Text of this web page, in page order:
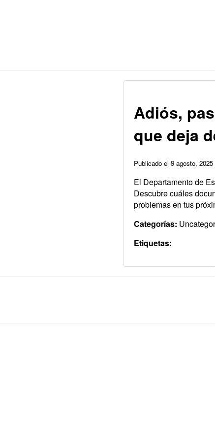
Adiós,
que deja
Publicado el 9 agosto,
El Departamento de
Descubre cuáles
problemas en tus
Categorías:
Etiquetas: